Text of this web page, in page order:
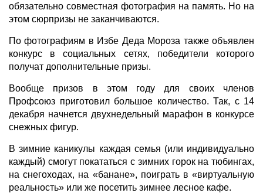
обязательно совместная фотография на память. Но на
этом сюрпризы не заканчиваются.
По фотографиям в Избе Деда Мороза также объявлен
конкурс в социальных сетях, победители которого
получат дополнительные призы.
Вообще призов в этом году для своих членов
Профсоюз приготовил большое количество. Так, с 14
декабря начнется двухнедельный марафон в конкурсе
снежных фигур.
В зимние каникулы каждая семья (или индивидуально
каждый) смогут покататься с зимних горок на тюбингах,
на снегоходах, на «банане», поиграть в «виртуальную
реальность» или же посетить зимнее лесное кафе.